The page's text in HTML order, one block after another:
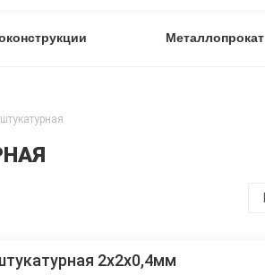
Металлопрокат
2х2х0,4мм